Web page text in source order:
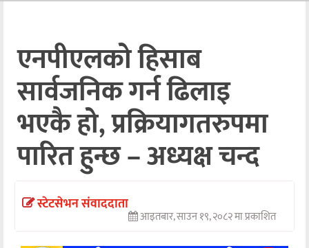
अन्तराष्ट्रिय
अन्तर्वार्ता
अर्थ
खेलकुद
मनोरञ्जन
एनपीएलको हिसाब
सार्वजनिक गर्न ढिलाइ
भएकै हो, प्रक्रियागतरुपमा
पारित हुन्छ – अध्यक्ष चन्द
स्टेटसेभन संवाददाता
आइतबार, साउन १९, २०८२ मा प्रकाशित